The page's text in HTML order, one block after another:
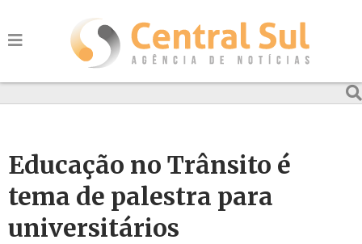
Educação no Trânsito é
tema de palestra para
universitários